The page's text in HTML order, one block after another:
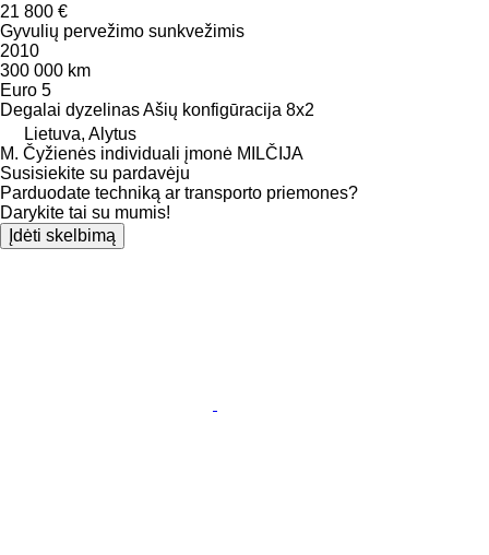
21 800 €
Gyvulių pervežimo sunkvežimis
2010
300 000 km
Euro 5
Degalai dyzelinasAšių konfigūracija 8x2
Lietuva, Alytus
M. Čyžienės individuali įmonė MILČIJA
Susisiekite su pardavėju
Parduodate techniką ar transporto priemones?
Darykite tai su mumis!
Įdėti skelbimą